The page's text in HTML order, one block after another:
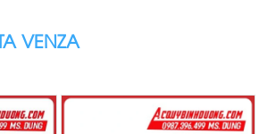
VENZA